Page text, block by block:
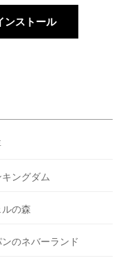
ンストール
ングダム
の森
のネバーランド